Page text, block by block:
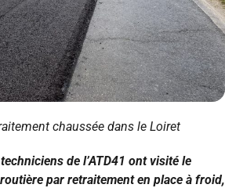
chaussée dans le Loiret
de l’ATD41 ont visité le
par retraitement en place à froid,